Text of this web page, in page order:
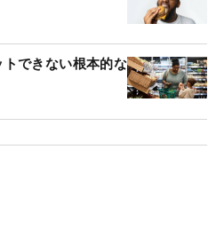
できない根本的な